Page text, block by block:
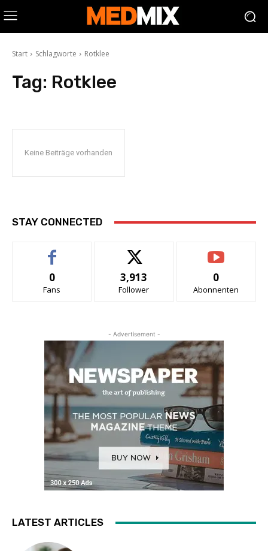
Start Schlagworte Rotklee
Tag: Rotklee
Keine Beiträge vorhanden
STAY CONNECTED
0
Fans
3,913
Follower
0
Abonnenten
- Advertisement -
LATEST ARTICLES